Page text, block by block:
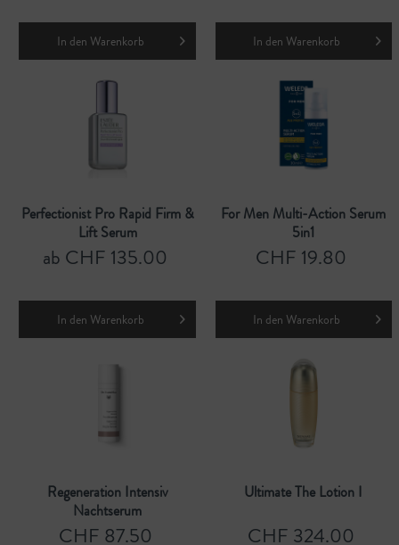
In den Warenkorb In den Warenkorb
Perfectionist Pro Rapid Firm &
Lift Serum
ab CHF 135.00
In den Warenkorb
For Men Multi-Action Serum
5in1
CHF 19.80
In den Warenkorb
Regeneration Intensiv
Nachtserum
CHF 87.50
Ultimate The Lotion I
CHF 324.00